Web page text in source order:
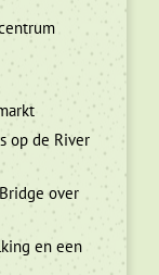
op de River
over
en een